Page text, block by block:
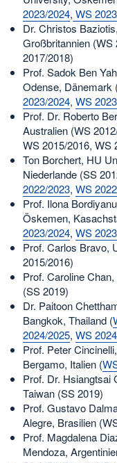
2023/2024, WS
Dr. Christos
Großbritannien (WS
2017/2018)
Prof. Sadok Ben
Odense, Dänemark
2023/2024, WS
Prof. Dr. Roberto
Australien (WS
WS 2015/2016, WS
Ton Borchert, HU
Niederlande (SS
2022/2023, WS
Prof. Ilona
Öskemen,
2023/2024, WS
Prof. Carlos Bravo,
2015/2016)
Prof. Caroline
(SS 2019)
Dr. Paitoon
Bangkok, Thailand (
2024/2025, WS
Prof. Peter
Bergamo, Italien (
Prof. Dr. Hsiangtsai
Taiwan (SS 2019)
Prof. Gustavo
Alegre, Brasilien
Prof. Magdalena
Mendoza,